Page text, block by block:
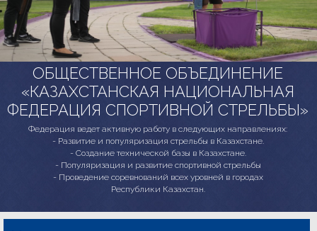
ОБЩЕСТВЕННОЕ ОБЪЕДИНЕНИЕ
«КАЗАХСТАНСКАЯ НАЦИОНАЛЬНАЯ
ФЕДЕРАЦИЯ СПОРТИВНОЙ СТРЕЛЬБЫ»
Федерация ведет активную работу в следующих направлениях:
- Развитие и популяризация стрельбы в Казахстане.
- Создание технической базы в Казахстане.
- Популяризация и развитие спортивной стрельбы
- Проведение соревнований всех уровней в городах
Республики Казахстан.